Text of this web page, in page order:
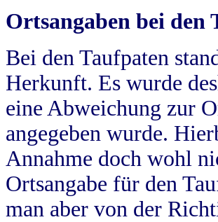
Ortsangaben bei den
Bei den Taufpaten
Herkunft. Es wurde
eine Abweichung zur
angegeben wurde.
Annahme doch wohl
Ortsangabe für den
man aber von der